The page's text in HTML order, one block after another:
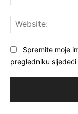
Spremite moje
pregledniku